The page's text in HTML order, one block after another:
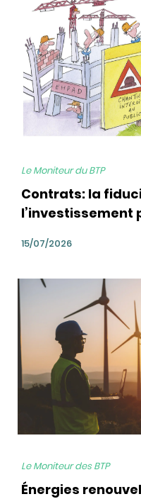
Le Moniteur du BTP
Contrats: la
l’investissement
15/07/2026
bg
Le Moniteur des BTP
Énergies